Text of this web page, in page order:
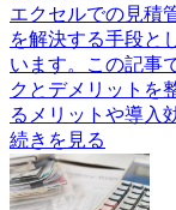
エクセルでの見積
を解決する手段と
います。この記事
クとデメリットを
るメリットや導入
続きを見る